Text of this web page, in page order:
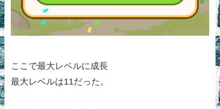
ここで最大レベルに成長
最大レベルは11だった。